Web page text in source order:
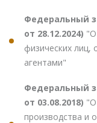
Федеральный
от 28.12.2024) "О
физических
агентами"
Федеральный
от 03.08.2018) "О
производства и